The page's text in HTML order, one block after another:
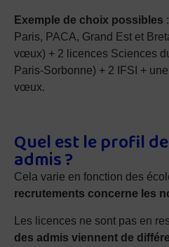
Exemple de choix possibles
Paris, PACA, Grand Est et
vœux) + 2 licences Sciences
Paris-Sorbonne) + 2 IFSI +
vœux.
Quel est le profil
admis ?
Cela varie en fonction des
recrutements concerne les
Les licences ne sont pas en
des admis viennent de